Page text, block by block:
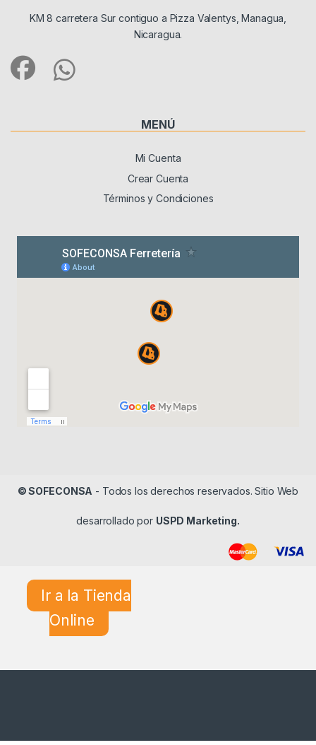
KM 8 carretera Sur contiguo a Pizza Valentys, Managua,
Nicaragua.
MENÚ
Mi Cuenta
Crear Cuenta
Términos y Condiciones
© SOFECONSA - Todos los derechos reservados. Sitio Web
desarrollado por USPD Marketing.
Ir a la Tienda
Online